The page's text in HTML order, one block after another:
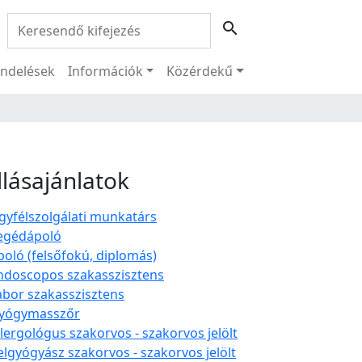
Keresés: search
Információk Közérdekű
munkatárs
(felsőfokú, diplomás)
szakasszisztens
szakasszisztens
szakorvos - szakorvos jelölt
szakorvos - szakorvos jelölt